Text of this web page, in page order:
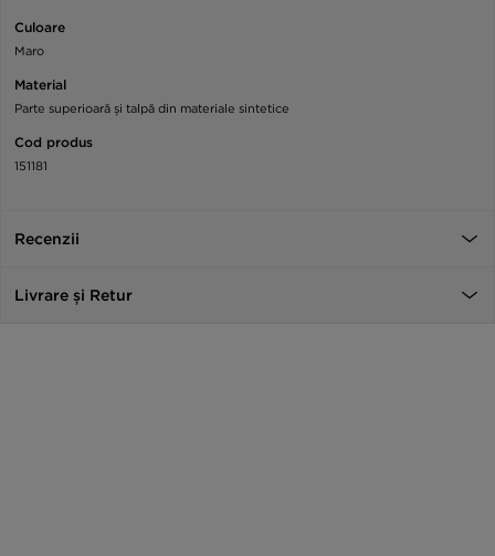
Culoare
Maro
Material
Parte superioară și talpă din materiale sintetice
Cod produs
151181
Recenzii
Livrare și Retur